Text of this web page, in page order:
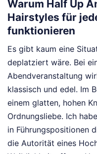
Warum Half Up
Hairstyles für
funktionieren
Es gibt kaum eine
deplatziert wäre. Bei
Abendveranstaltung
klassisch und edel. Im
einem glatten, hohen
Ordnungsliebe. Ich
in Führungspositionen
die Autorität eines